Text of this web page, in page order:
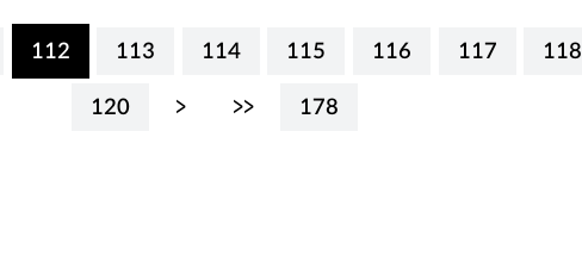
112 113 114 115 116 117 118
120 > >> 178